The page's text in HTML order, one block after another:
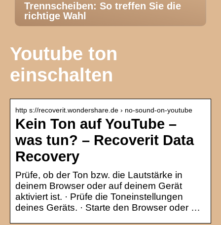
Trennscheiben: So treffen Sie die
richtige Wahl
Youtube ton
einschalten
http s://recoverit.wondershare.de › no-sound-on-youtube
Kein Ton auf YouTube –
was tun? – Recoverit Data
Recovery
Prüfe, ob der Ton bzw. die Lautstärke in
deinem Browser oder auf deinem Gerät
aktiviert ist. · Prüfe die Toneinstellungen
deines Geräts. · Starte den Browser oder …